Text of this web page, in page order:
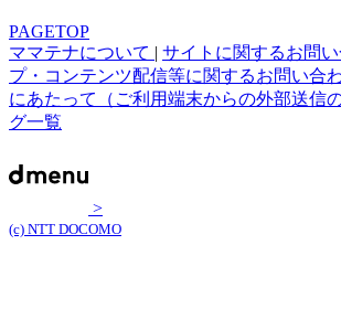
PAGETOP
ママテナについて | サイトに関するお問
プ・コンテンツ配信等に関するお問い合
にあたって（ご利用端末からの外部送信
グ一覧
>
(c) NTT DOCOMO